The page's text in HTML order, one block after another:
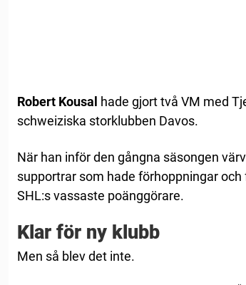
Robert Kousal hade gjort två VM med
schweiziska storklubben Davos.
När han inför den gångna säsongen
supportrar som hade förhoppningar
SHL:s vassaste poänggörare.
Klar för ny klubb
Men så blev det inte.